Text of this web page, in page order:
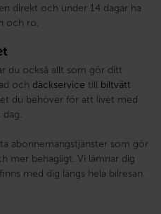
direkt och under 14 dagar ha
och ro.
du också allt som gör ditt
och däckservice till biltvätt
du behöver för att livet med
abonnemangstjänster som gör
mer behagligt. Vi lämnar dig
med dig längs hela bilresan.